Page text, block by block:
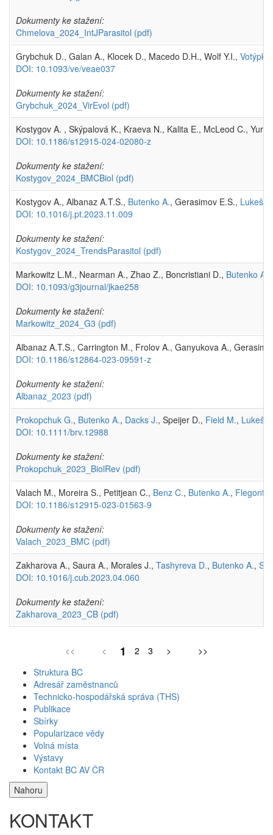
Dokumenty ke stažení:
Chmelova_2024_IntJParasitol (pdf)
Grybchuk D., Galan A., Klocek D., Macedo D.H., Wolf Y.I.,
DOI: 10.1093/ve/veae037
Dokumenty ke stažení:
Grybchuk_2024_VirEvol (pdf)
Kostygov A. , Skýpalová K., Kraeva N., Kalita E., McLeod C.,
DOI: 10.1186/s12915-024-02080-z
Dokumenty ke stažení:
Kostygov_2024_BMCBiol (pdf)
Kostygov A., Albanaz A.T.S., Butenko A., Gerasimov E.S., Lukeš J.
DOI: 10.1016/j.pt.2023.11.009
Dokumenty ke stažení:
Kostygov_2024_TrendsParasitol (pdf)
Markowitz L.M., Nearman A., Zhao Z., Boncristiani D., Butenko A.
DOI: 10.1093/g3journal/jkae258
Dokumenty ke stažení:
Markowitz_2024_G3 (pdf)
Albanaz A.T.S., Carrington M., Frolov A., Ganyukova A.,
DOI: 10.1186/s12864-023-09591-z
Dokumenty ke stažení:
Albanaz_2023 (pdf)
Prokopchuk G., Butenko A., Dacks J., Speijer D., Field M., Lukeš J.
DOI: 10.1111/brv.12988
Dokumenty ke stažení:
Prokopchuk_2023_BiolRev (pdf)
Valach M., Moreira S., Petitjean C., Benz C., Butenko A.,
DOI: 10.1186/s12915-023-01563-9
Dokumenty ke stažení:
Valach_2023_BMC (pdf)
Zakharova A., Saura A., Morales J., Tashyreva D., Butenko A.,
DOI: 10.1016/j.cub.2023.04.060
Dokumenty ke stažení:
Zakharova_2023_CB (pdf)
<< < 1 2 3 >
>>
Struktura BC
Adresář zaměstnanců
Technicko-hospodářská správa (THS)
Publikace
Sbírky
Popularizace vědy
Volná místa
Výstavy
Kontakt BC AV ČR
Nahoru
KONTAKT